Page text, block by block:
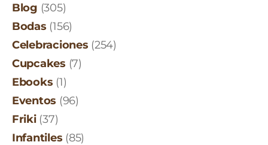
Blog (305)
Bodas (156)
Celebraciones (254)
Cupcakes (7)
Ebooks (1)
Eventos (96)
Friki(37)
Infantiles (85)